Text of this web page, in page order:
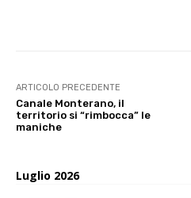
ARTICOLO PRECEDENTE
Canale Monterano, il
territorio si “rimbocca” le
maniche
Luglio 2026